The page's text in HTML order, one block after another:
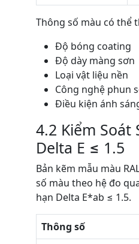
Thông số màu có thể
Độ bóng coating
Độ dày màng sơn
Loại vật liệu nền
Công nghệ phun
Điều kiện ánh
4.2 Kiểm Soát
Delta E ≤ 1.5
Bản kẽm mẫu màu
số màu theo hệ đo
hạn Delta E*ab ≤ 1.5.
Thông số